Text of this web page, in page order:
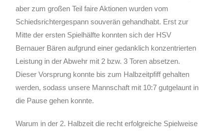
aber zum großen Teil faire Aktionen wurden vom
Schiedsrichtergespann souverän gehandhabt. Erst zur
Mitte der ersten Spielhälfte konnten sich der HSV
Bernauer Bären aufgrund einer gedanklich konzentrierten
Leistung in der Abwehr mit 2 bzw. 3 Toren absetzen.
Dieser Vorsprung konnte bis zum Halbzeitpfiff gehalten
werden, sodass unsere Mannschaft mit 10:7 gutgelaunt in
die Pause gehen konnte.
Warum in der 2. Halbzeit die recht erfolgreiche Spielweise